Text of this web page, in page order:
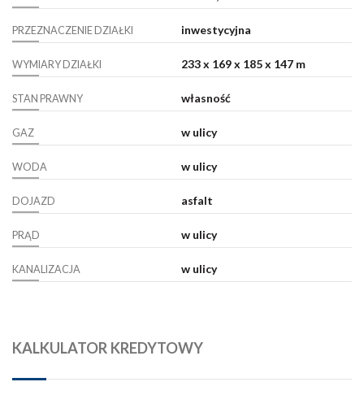
PRZEZNACZENIE DZIAŁKI inwestycyjna
WYMIARY DZIAŁKI 233 x 169 x 185 x 147 m
STAN PRAWNY własność
GAZ w ulicy
WODA w ulicy
DOJAZD asfalt
PRĄD w ulicy
KANALIZACJA w ulicy
KALKULATOR KREDYTOWY